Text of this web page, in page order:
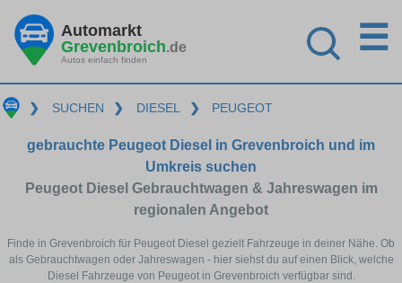
Automarkt
Grevenbroich.de
Autos einfach finden
☰
❯ SUCHEN ❯ DIESEL ❯ PEUGEOT
gebrauchte Peugeot Diesel in Grevenbroich und im
Umkreis suchen
Peugeot Diesel Gebrauchtwagen & Jahreswagen im
regionalen Angebot
Finde in Grevenbroich für Peugeot Diesel gezielt Fahrzeuge in deiner Nähe. Ob
als Gebrauchtwagen oder Jahreswagen - hier siehst du auf einen Blick, welche
Diesel Fahrzeuge von Peugeot in Grevenbroich verfügbar sind.